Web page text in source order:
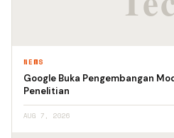
NEWS
Google Buka Pengembangan
Penelitian
AUG 7, 2026